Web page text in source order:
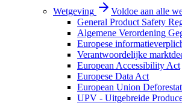
Wetgeving
Voldoe aan alle
General Product Safety
Algemene Verordening
Europese
Verantwoordelijke
European Accessibility Act
Europese Data Act
European Union
UPV - Uitgebreide